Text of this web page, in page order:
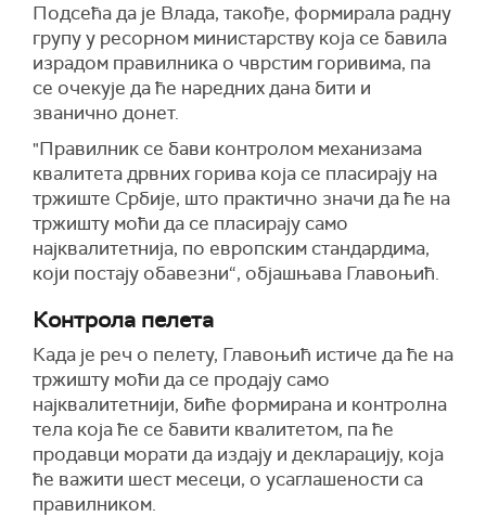
Подсећа да је Влада, такође, формирала радну
групу у ресорном министарству која се бавила
израдом правилника о чврстим горивима, па
се очекује да ће наредних дана бити и
званично донет.
"Правилник се бави контролом механизама
квалитета дрвних горива која се пласирају на
тржиште Србије, што практично значи да ће на
тржишту моћи да се пласирају само
најквалитетнија, по европским стандардима,
који постају обавезни“, објашњава Главоњић.
Контрола пелета
Када је реч о пелету, Главоњић истиче да ће на
тржишту моћи да се продају само
најквалитетнији, биће формирана и контролна
тела која ће се бавити квалитетом, па ће
продавци морати да издају и декларацију, која
ће важити шест месеци, о усаглашености са
правилником.